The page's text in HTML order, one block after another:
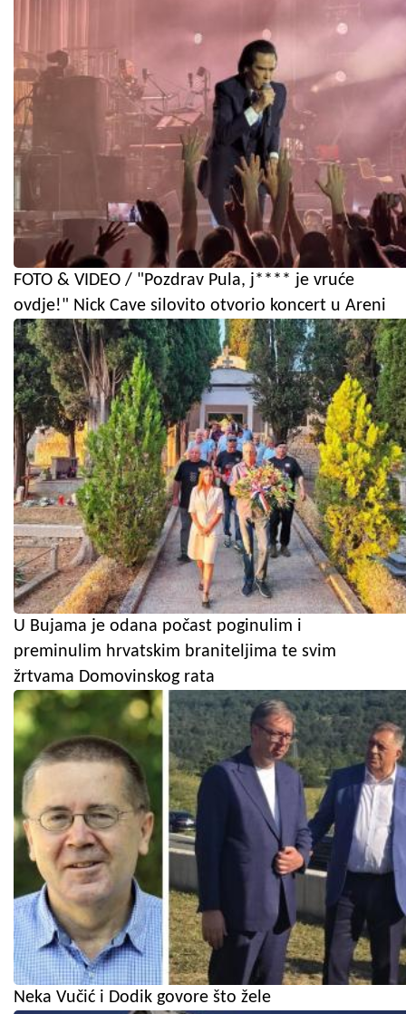
FOTO & VIDEO / "Pozdrav Pula, j**** je vruće
ovdje!" Nick Cave silovito otvorio koncert u Areni
U Bujama je odana počast poginulim i
preminulim hrvatskim braniteljima te svim
žrtvama Domovinskog rata
Neka Vučić i Dodik govore što žele